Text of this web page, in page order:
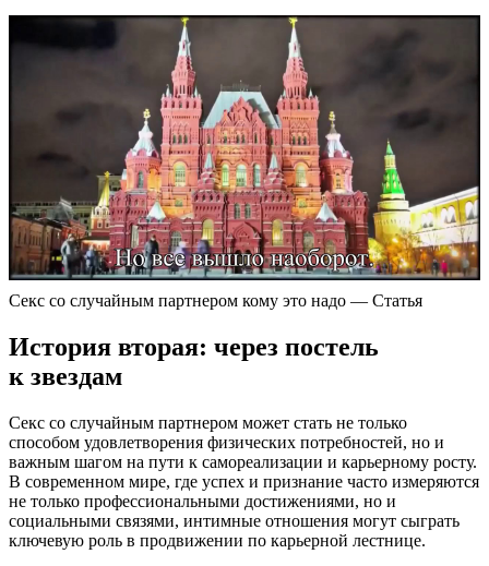
Секс со случайным партнером кому это надо — Статья
История вторая: через постель
к звездам
Секс со случайным партнером может стать не только
способом удовлетворения физических потребностей, но и
важным шагом на пути к самореализации и карьерному росту.
В современном мире, где успех и признание часто измеряются
не только профессиональными достижениями, но и
социальными связями, интимные отношения могут сыграть
ключевую роль в продвижении по карьерной лестнице.